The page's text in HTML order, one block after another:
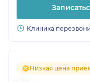
Клиника
Низкая цена